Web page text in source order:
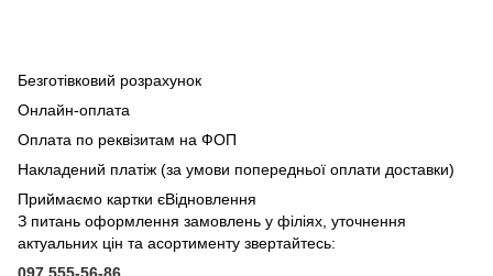
Безготівковий розрахунок
Онлайн-оплата
Оплата по реквізитам на ФОП
Накладений платіж (за умови попередньої оплати доставки)
Приймаємо картки єВідновлення
З питань оформлення замовлень у філіях, уточнення
актуальних цін та асортименту звертайтесь: